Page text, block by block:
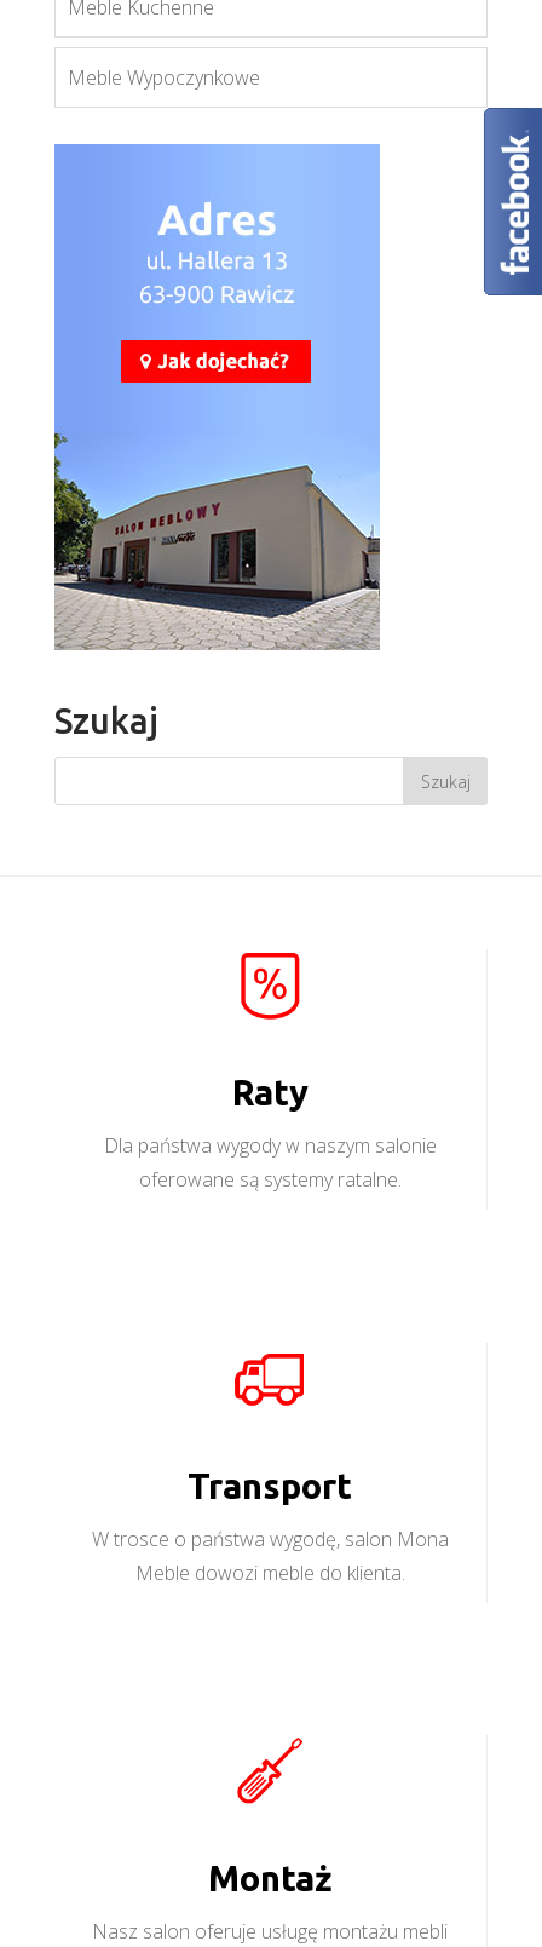
Meble Kuchenne
Meble Wypoczynkowe
Szukaj
Raty
Dla państwa wygody w naszym salonie
oferowane są systemy ratalne.
Transport
W trosce o państwa wygodę, salon Mona
Meble dowozi meble do klienta.
Montaż
Nasz salon oferuje usługę montażu mebli